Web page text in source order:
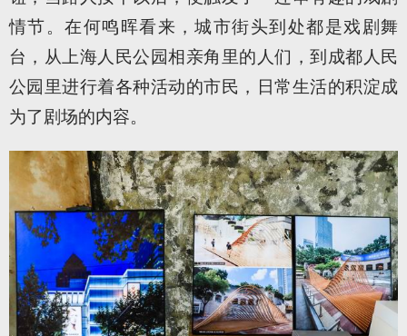
情节。在何鸣晖看来，城市街头到处都是戏剧舞
台，从上海人民公园相亲角里的人们，到成都人民
公园里进行着各种活动的市民，日常生活的积淀成
为了剧场的内容。